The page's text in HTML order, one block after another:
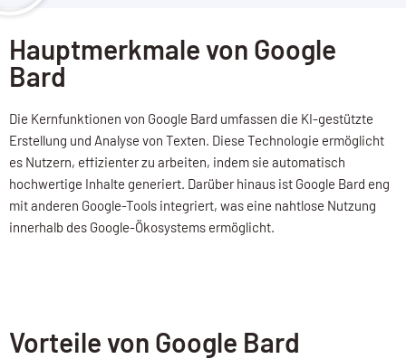
Hauptmerkmale von Google
Bard
Die Kernfunktionen von Google Bard umfassen die KI-gestützte
Erstellung und Analyse von Texten. Diese Technologie ermöglicht
es Nutzern, effizienter zu arbeiten, indem sie automatisch
hochwertige Inhalte generiert. Darüber hinaus ist Google Bard eng
mit anderen Google-Tools integriert, was eine nahtlose Nutzung
innerhalb des Google-Ökosystems ermöglicht.
Vorteile von Google Bard